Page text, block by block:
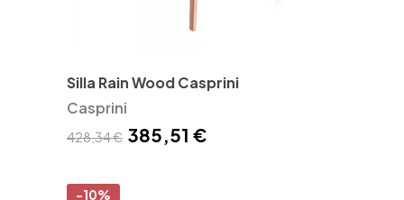
Silla Rain Wood Casprini
Casprini
428,34 € 385,51 €
-10%